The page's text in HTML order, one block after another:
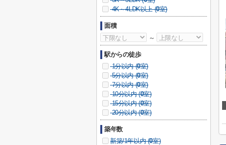
4K～4LDK以上 (0室)
面積
～
駅からの徒歩
1分以内 (0室)
5分以内 (0室)
7分以内 (0室)
10分以内 (0室)
15分以内 (0室)
20分以内 (0室)
築年数
新築/1年以内 (0室)